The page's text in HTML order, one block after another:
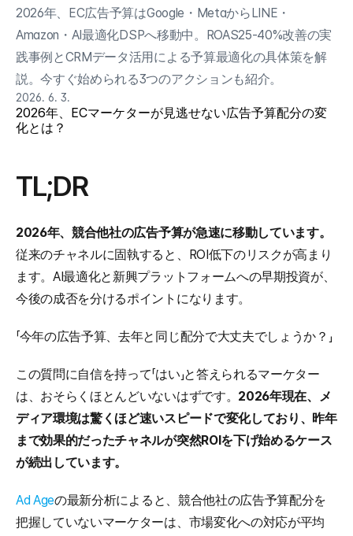
2026年、EC広告予算はGoogle・MetaからLINE・
Amazon・AI最適化DSPへ移動中。ROAS25-40%改善の実
践事例とCRMデータ活用による予算最適化の具体策を解
説。今すぐ始められる3つのアクションも紹介。
2026. 6. 3.
2026年、ECマーケターが見逃せない広告予算配分の変
化とは？
TL;DR
2026年、競合他社の広告予算が急速に移動しています。
従来のチャネルに固執すると、ROI低下のリスクが高まり
ます。AI最適化と新興プラットフォームへの早期投資が、
今後の成否を分けるポイントになります。
「今年の広告予算、去年と同じ配分で大丈夫でしょうか？」
この質問に自信を持って「はい」と答えられるマーケター
は、おそらくほとんどいないはずです。 2026年現在、メ
ディア環境は驚くほど速いスピードで変化しており、昨年
まで効果的だったチャネルが突然ROIを下げ始めるケース
が続出しています。
Ad Ageの最新分析によると、競合他社の広告予算配分を
把握していないマーケターは、市場変化への対応が平均